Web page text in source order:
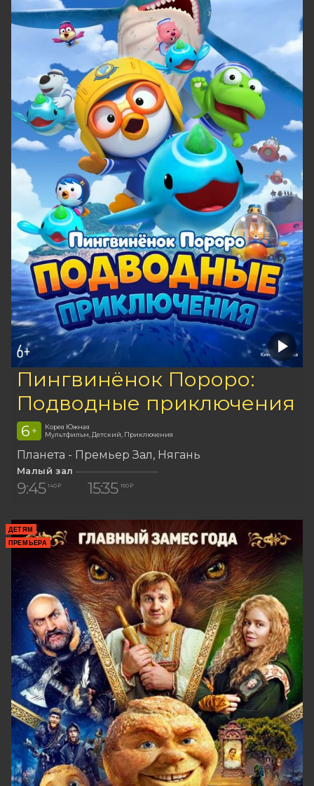
Пингвинёнок Пороро:
Подводные приключения
6 +
Корея Южная
Мультфильм, Детский, Приключения
Планета - Премьер Зал Нягань
Малый зал
9:45 140 ₽ 15:35 150 ₽
ДЕТЯМ
ПРЕМЬЕРА